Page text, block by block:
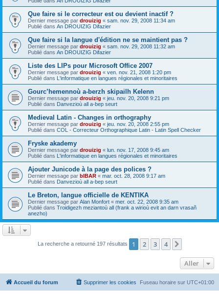
Que faire si le correcteur est ou devient inactif ?
Dernier message par drouizig « sam. nov. 29, 2008 11:34 am
Publié dans An DROUIZIG Difazier
Que faire si la langue d'édition ne se maintient pas ?
Dernier message par drouizig « sam. nov. 29, 2008 11:32 am
Publié dans An DROUIZIG Difazier
Liste des LIPs pour Microsoft Office 2007
Dernier message par drouizig « ven. nov. 21, 2008 1:20 pm
Publié dans L'informatique en langues régionales et minoritaires
Gourc’hemennoù a-berzh skipailh Kelenn
Dernier message par drouizig « jeu. nov. 20, 2008 9:21 pm
Publié dans Danvezioù all a-bep seurt
Medieval Latin - Changes in orthography
Dernier message par drouizig « jeu. nov. 20, 2008 2:55 pm
Publié dans COL - Correcteur Orthographique Latin - Latin Spell Checker
Fryske akademy
Dernier message par drouizig « lun. nov. 17, 2008 9:45 am
Publié dans L'informatique en langues régionales et minoritaires
Ajouter Junicode à la page des polices ?
Dernier message par bIBAR « mar. oct. 28, 2008 9:17 am
Publié dans Danvezioù all a-bep seurt
Le Breton, langue officielle de KENTIKA
Dernier message par Alan Monfort « mer. oct. 22, 2008 9:35 am
Publié dans Troidigezh meziantoù all (frank a wirioù evit an darn vrasañ
anezho)
La recherche a retourné 197 résultats 1 2 3 4
Aller
Accueil du forum Fuseau horaire sur UTC+01:00
Supprimer les cookies